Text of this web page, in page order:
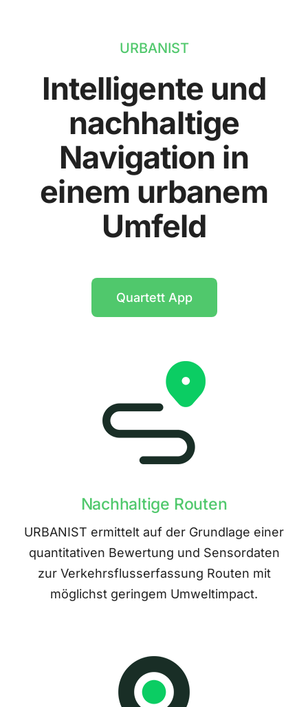
URBANIST
Intelligente und
nachhaltige
Navigation in
einem urbanem
Umfeld
Quartett App
Nachhaltige Routen
URBANIST ermittelt auf der Grundlage einer
quantitativen Bewertung und Sensordaten
zur Verkehrsflusserfassung Routen mit
möglichst geringem Umweltimpact.